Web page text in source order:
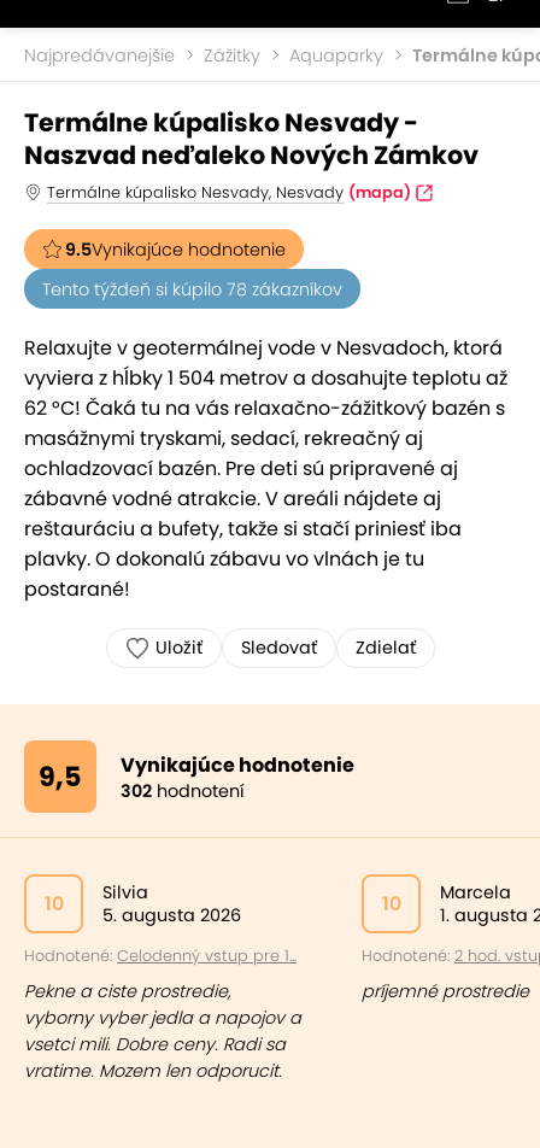
Najpredávanejšie Zážitky Aquaparky Termálne
Termálne kúpalisko Nesvady -
Naszvad neďaleko Nových Zámkov
Termálne kúpalisko Nesvady, Nesvady (mapa)
9.5Vynikajúce hodnotenie
Tento týždeň si kúpilo 78 zákazníkov
Relaxujte v geotermálnej vode v Nesvadoch, ktorá
vyviera z hĺbky 1 504 metrov a dosahujte teplotu až
62 °C! Čaká tu na vás relaxačno-zážitkový bazén s
masážnymi tryskami, sedací, rekreačný aj
ochladzovací bazén. Pre deti sú pripravené aj
zábavné vodné atrakcie. V areáli nájdete aj
reštauráciu a bufety, takže si stačí priniesť iba
plavky. O dokonalú zábavu vo vlnách je tu
postarané!
Uložiť Sledovať Zdielať
9,5 Vynikajúce hodnotenie
302 hodnotení
10
Silvia
5. augusta 2026
Hodnotené: Celodenný vstup pre 1...
Pekne a ciste prostredie,
vyborny vyber jedla a napojov a
vsetci mili. Dobre ceny. Radi sa
vratime. Mozem len odporucit.
10
Marcela
1. augusta
Hodnotené: 2 hod.
príjemné prostredie